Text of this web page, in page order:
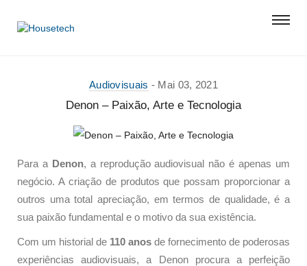
Audiovisuais Mai 03, 2021
Denon – Paixão, Arte e Tecnologia
Para a Denon, a reprodução audiovisual não é apenas um
negócio. A criação de produtos que possam proporcionar a
outros uma total apreciação, em termos de qualidade, é a
sua paixão fundamental e o motivo da sua existência.
Com um historial de 110 anos de fornecimento de poderosas
experiências audiovisuais, a Denon procura a perfeição